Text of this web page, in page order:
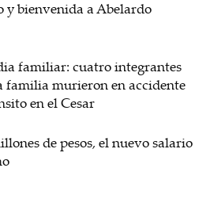
y bienvenida a Abelardo
familiar: cuatro integrantes
familia murieron en accidente
en el Cesar
de pesos, el nuevo salario